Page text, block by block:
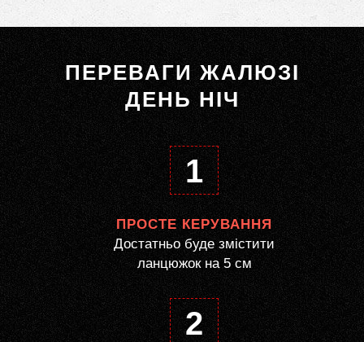
ПЕРЕВАГИ ЖАЛЮЗІ
ДЕНЬ НІЧ
1
ПРОСТЕ КЕРУВАННЯ
Достатньо буде змістити
ланцюжок на 5 см
2